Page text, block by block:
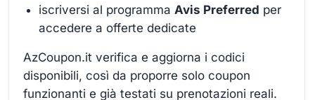
iscriversi al programma Avis Preferred per
accedere a offerte dedicate
AzCoupon.it verifica e aggiorna i codici
disponibili, così da proporre solo coupon
funzionanti e già testati su prenotazioni reali.